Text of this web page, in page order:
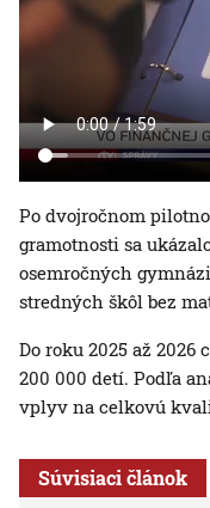
Po dvojročnom
gramotnosti sa
osemročných
stredných škôl bez
Do roku 2025 až
200 000 detí. Podľa
vplyv na celkovú
Súvisiaci článok